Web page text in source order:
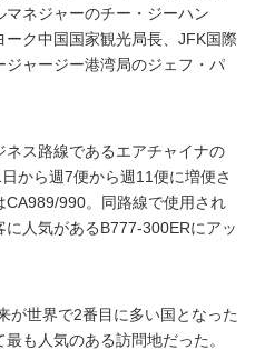
ネジャーのチー・ジーハン
ク中国国家観光局長、JFK国際
ャージー港湾局のジェフ・パ
ス路線であるエアチャイナの
から週7便から週11便に増便さ
990。同路線で使用され
人気があるB777-300ERにアッ
が世界で2番目に多い国となった
も人気のある訪問地だった。